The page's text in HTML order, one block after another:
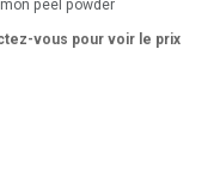
peel powder
vous pour voir le prix